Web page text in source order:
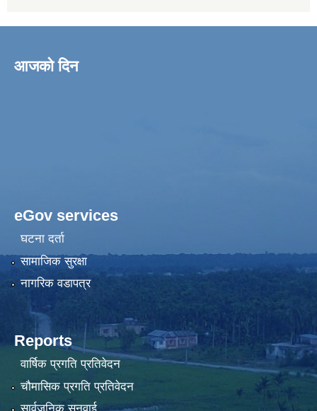
आजको दिन
eGov services
घटना दर्ता
सामाजिक सुरक्षा
नागरिक वडापत्र
Reports
वार्षिक प्रगति प्रतिवेदन
चौमासिक प्रगति प्रतिवेदन